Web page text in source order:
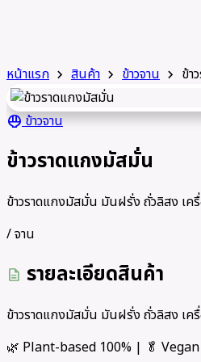
call LINE
หน้าแรก chevron_right สินค้า chevron_right ข้าวจาน chevron_right ข้า
rice_bowlข้าวจาน
ข้าวราดแกงมัสมั่น
ข้าวราดแกงมัสมั่น มันฝรั่ง ถั่วลิสง เค
/ จาน
description รายละเอียดสินค้า
ข้าวราดแกงมัสมั่น มันฝรั่ง ถั่วลิสง เค
🌿 Plant-based 100% | 🥬